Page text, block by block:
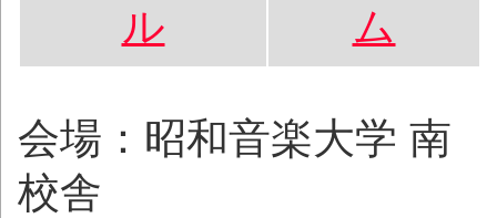
ル
ム
会場：昭和音楽大学 南
校舎